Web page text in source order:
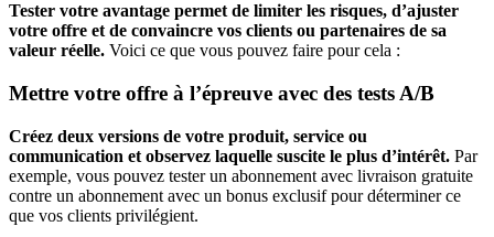
Tester votre avantage permet de limiter les risques, d’ajuster
votre offre et de convaincre vos clients ou partenaires de sa
valeur réelle. Voici ce que vous pouvez faire pour cela :
Mettre votre offre à l’épreuve avec des tests A/B
Créez deux versions de votre produit, service ou
communication et observez laquelle suscite le plus d’intérêt. Par
exemple, vous pouvez tester un abonnement avec livraison gratuite
contre un abonnement avec un bonus exclusif pour déterminer ce
que vos clients privilégient.